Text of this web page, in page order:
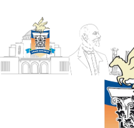
ΔΗΜΟΣ
ΚΟΡΙΝΘΙΩΝ